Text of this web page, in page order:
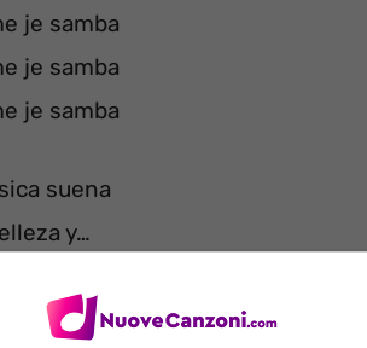
je samba
je samba
je samba
suena
y…
suena
y…